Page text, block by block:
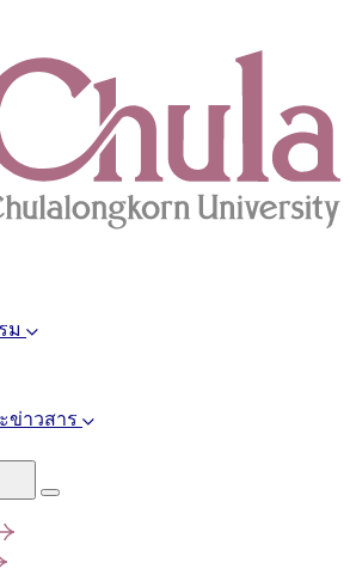
ม
ข่าวสาร